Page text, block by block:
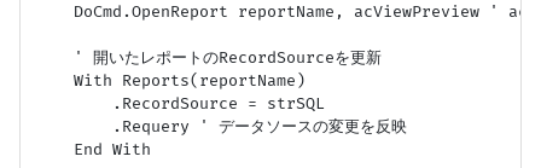
DoCmd.OpenReport reportName, acViewPreview '
    ' 開いたレポートのRecordSourceを更新
    With Reports(reportName)
        .RecordSource = strSQL
        .Requery ' データソースの変更を反映
    End With